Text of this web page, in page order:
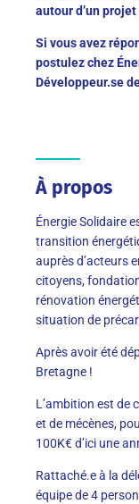
autour d’un
Si vous avez
postulez chez
Développeur.se
À propos
Énergie Solidaire
transition
auprès d’acteurs
citoyens,
rénovation
situation de
Après avoir été
Bretagne !
L’ambition est de
et de mécènes,
100K€ d’ici une
Rattaché.e à la
équipe de 4